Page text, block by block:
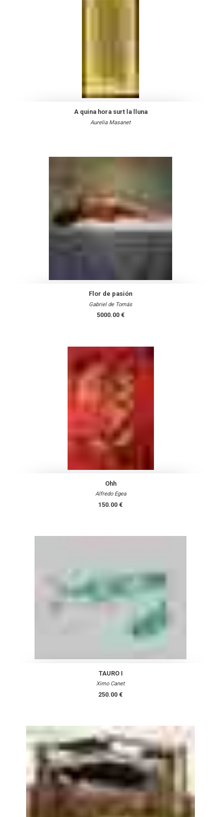
A quina hora surt la lluna
Aurelia Masanet
Flor de pasión
Gabriel de Tomás
5000.00 €
Ohh
Alfredo Egea
150.00 €
TAURO I
Ximo Canet
250.00 €